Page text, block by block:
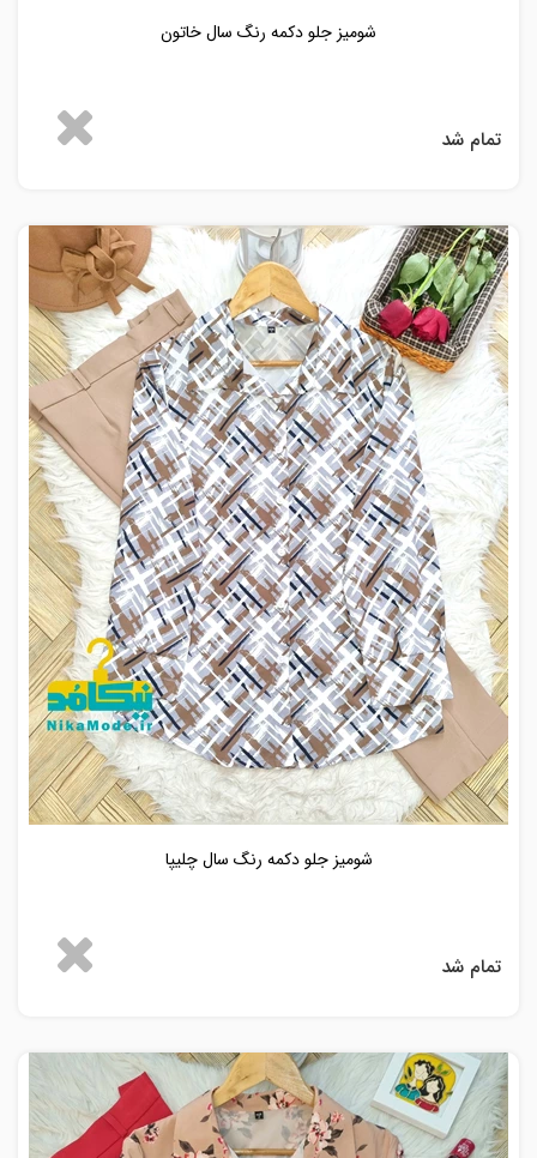
شومیز جلو دکمه رنگ سال خاتون
تمام شد
شومیز جلو دکمه رنگ سال چلیپا
تمام شد